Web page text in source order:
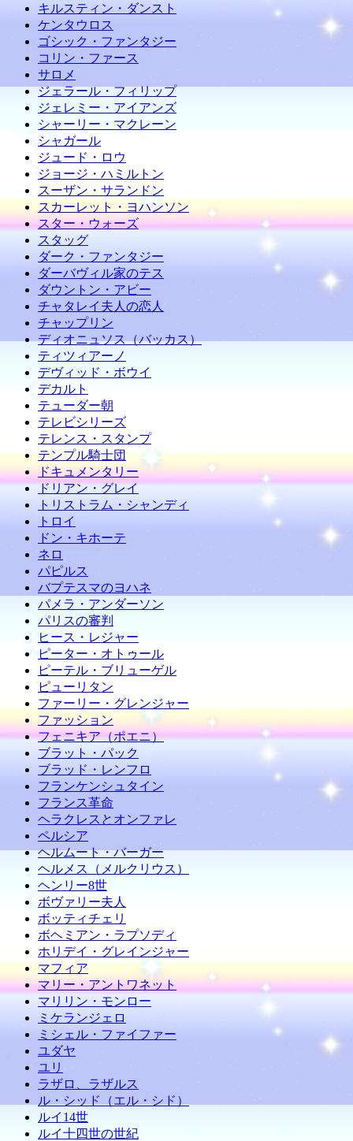
キルスティン・ダンスト
ケンタウロス
ゴシック・ファンタジー
コリン・ファース
サロメ
ジェラール・フィリップ
ジェレミー・アイアンズ
シャーリー・マクレーン
シャガール
ジュード・ロウ
ジョージ・ハミルトン
スーザン・サランドン
スカーレット・ヨハンソン
スター・ウォーズ
スタッグ
ダーク・ファンタジー
ダーバヴィル家のテス
ダウントン・アビー
チャタレイ夫人の恋人
チャップリン
ディオニュソス（バッカス）
ティツィアーノ
デヴィッド・ボウイ
デカルト
テューダー朝
テレビシリーズ
テレンス・スタンプ
テンプル騎士団
ドキュメンタリー
ドリアン・グレイ
トリストラム・シャンディ
トロイ
ドン・キホーテ
ネロ
パピルス
バプテスマのヨハネ
パメラ・アンダーソン
パリスの審判
ヒース・レジャー
ピーター・オトゥール
ピーテル・ブリューゲル
ピューリタン
ファーリー・グレンジャー
ファッション
フェニキア（ポエニ）
ブラット・パック
ブラッド・レンフロ
フランケンシュタイン
フランス革命
ヘラクレスとオンファレ
ペルシア
ヘルムート・バーガー
ヘルメス（メルクリウス）
ヘンリー8世
ボヴァリー夫人
ボッティチェリ
ボヘミアン・ラプソディ
ホリデイ・グレインジャー
マフィア
マリー・アントワネット
マリリン・モンロー
ミケランジェロ
ミシェル・ファイファー
ユダヤ
ユリ
ラザロ、ラザルス
ル・シッド（エル・シド）
ルイ14世
ルイ十四世の世紀